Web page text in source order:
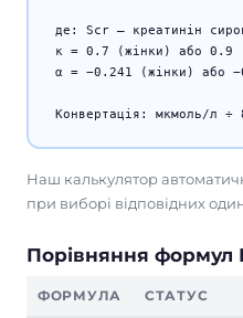
де: Scr — креатинін
κ = 0.7 (жінки) або 0.9
α = −0.241 (жінки) або
Конвертація: мкмоль/л
Наш калькулятор
при виборі відповідних
Порівняння
ФОРМУЛА СТАТУС